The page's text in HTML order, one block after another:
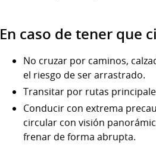
En caso de tener que
No cruzar por caminos,
el riesgo de ser arrastrado.
Transitar por rutas
Conducir con extrema
circular con visión
frenar de forma abrupta.